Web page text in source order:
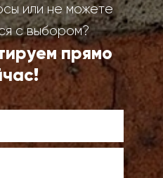
или не можете
с выбором?
прямо